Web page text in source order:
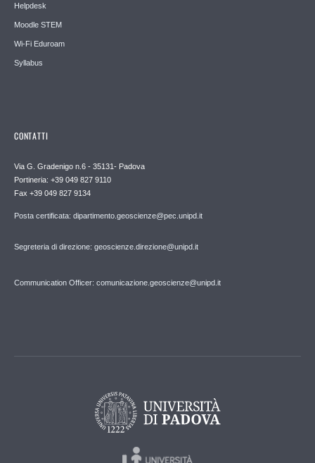
Helpdesk
Moodle STEM
Wi-Fi Eduroam
Syllabus
CONTATTI
Via G. Gradenigo n.6 - 35131- Padova
Portineria: +39 049 827 9110
Fax +39 049 827 9134
Posta certificata: dipartimento.geoscienze@pec.unipd.it
Segreteria di direzione: geoscienze.direzione@unipd.it
Communication Officer: comunicazione.geoscienze@unipd.it